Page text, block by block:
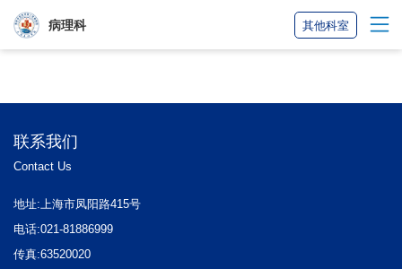
病理科 其他科室
联系我们
Contact Us
地址:上海市凤阳路415号
电话:021-81886999
传真:63520020